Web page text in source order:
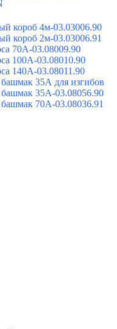
короб 4м-03.03006.90
короб 2м-03.03006.91
70А-03.08009.90
100А-03.08010.90
140А-03.08011.90
35А для изгибов
35А-03.08056.90
70А-03.08036.91